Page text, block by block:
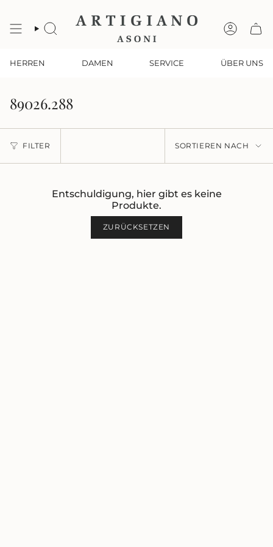
springenSUCHE KONTO
HERREN DAMEN SERVICE ÜBER UNS
89026.288
FILTER
Sortieren
nach
SORTIEREN NACH
Entschuldigung, hier gibt es keine
Produkte.
ZURÜCKSETZEN